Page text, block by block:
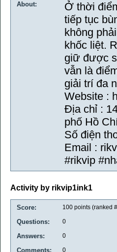
About:
Ở thời
tiếp tục
không
khốc liệt.
giữ được
vẫn là
giải trí đa
Website :
Địa chỉ :
phố Hồ
Số điện
Email :
#rikvip
Activity by rikvip1ink1
Score: 100 points (ranked #
Questions: 0
Answers: 0
Comments: 0